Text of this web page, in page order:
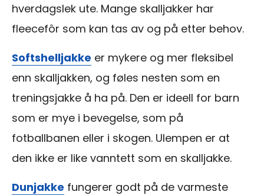
hverdagslek ute. Mange skalljakker har
fleecefôr som kan tas av og på etter behov.
Softshelljakke er mykere og mer fleksibel
enn skalljakken, og føles nesten som en
treningsjakke å ha på. Den er ideell for barn
som er mye i bevegelse, som på
fotballbanen eller i skogen. Ulempen er at
den ikke er like vanntett som en skalljakke.
Dunjakke fungerer godt på de varmeste